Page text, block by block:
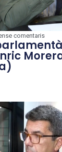
comentaris